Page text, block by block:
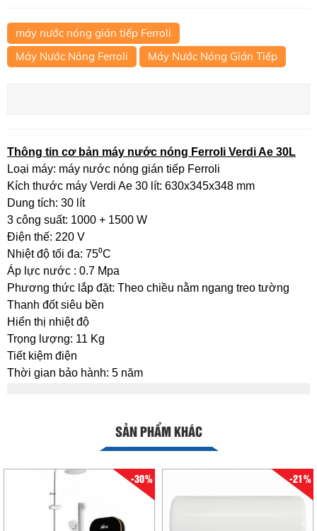
máy nước nóng gián tiếp Ferroli
Máy Nước Nóng Ferroli
Máy Nước Nóng Gián Tiếp
Thông tin cơ bản máy nước nóng Ferroli Verdi Ae 30L
Loại máy: máy nước nóng gián tiếp Ferroli
Kích thước máy Verdi Ae 30 lít: 630x345x348 mm
Dung tích: 30 lít
3 công suất: 1000 + 1500 W
Điện thế: 220 V
Nhiệt độ tối đa: 75⁰C
Áp lực nước : 0.7 Mpa
Phương thức lắp đặt: Theo chiều nằm ngang treo tường
Thanh đốt siêu bền
Hiển thị nhiệt độ
Trọng lượng: 11 Kg
Tiết kiệm điện
Thời gian bảo hành: 5 năm
SẢN PHẨM KHÁC
-30% -21%